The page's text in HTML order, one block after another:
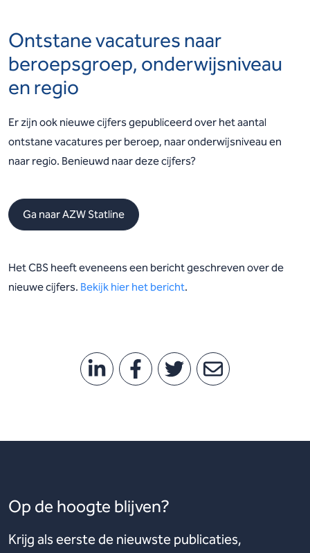
Ontstane vacatures naar
beroepsgroep, onderwijsniveau
en regio
Er zijn ook nieuwe cijfers gepubliceerd over het aantal
ontstane vacatures per beroep, naar onderwijsniveau en
naar regio. Benieuwd naar deze cijfers?
Ga naar AZW Statline
Het CBS heeft eveneens een bericht geschreven over de
nieuwe cijfers. Bekijk hier het bericht.
Op de hoogte blijven?
Krijg als eerste de nieuwste publicaties,